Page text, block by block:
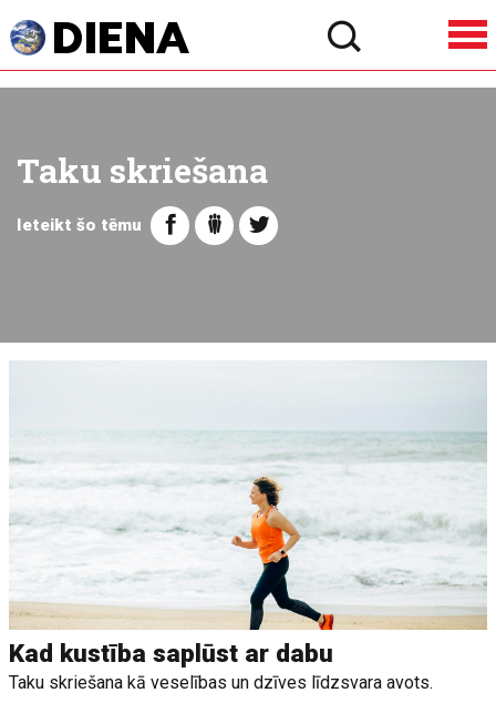
Taku skriešana
Ieteikt šo tēmu
Kad kustība saplūst ar dabu
Taku skriešana kā veselības un dzīves līdzsvara avots.